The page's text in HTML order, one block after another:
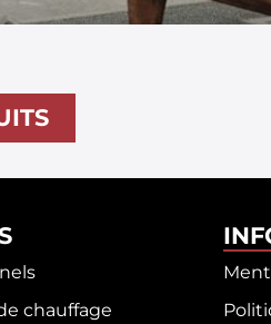
chauffage